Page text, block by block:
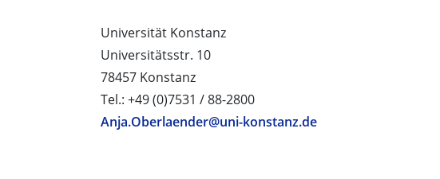
Universität Konstanz
Universitätsstr. 10
78457 Konstanz
Tel.: +49 (0)7531 / 88-2800
Anja.Oberlaender@uni-konstanz.de